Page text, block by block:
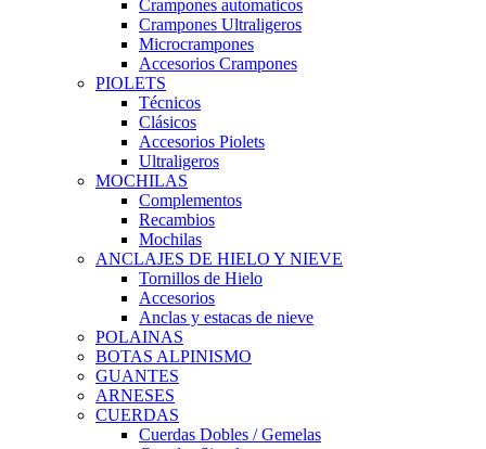
Crampones automaticos
Crampones Ultraligeros
Microcrampones
Accesorios Crampones
PIOLETS
Técnicos
Clásicos
Accesorios Piolets
Ultraligeros
MOCHILAS
Complementos
Recambios
Mochilas
ANCLAJES DE HIELO Y NIEVE
Tornillos de Hielo
Accesorios
Anclas y estacas de nieve
POLAINAS
BOTAS ALPINISMO
GUANTES
ARNESES
CUERDAS
Cuerdas Dobles / Gemelas